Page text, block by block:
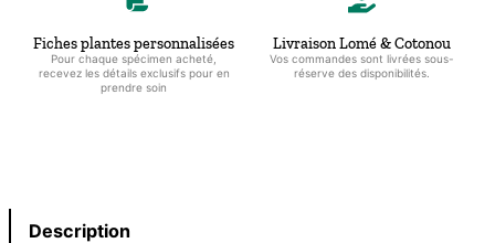
Fiches plantes personnalisées
Pour chaque spécimen acheté,
recevez les détails exclusifs pour en
prendre soin
Livraison Lomé & Cotonou
Vos commandes sont livrées sous-
réserve des disponibilités.
Description